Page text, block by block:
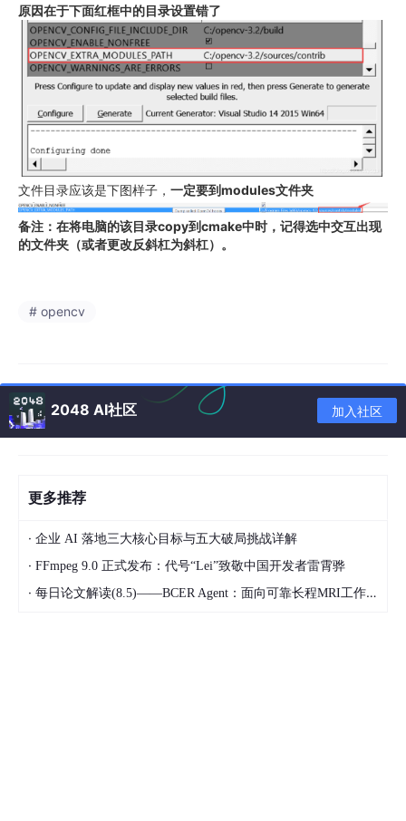
原因在于下面红框中的目录设置错了
文件目录应该是下图样子， 一定要到modules文件夹
备注：在将电脑的该目录copy到cmake中时，记得选中交互出现
的文件夹（或者更改反斜杠为斜杠）。
# opencv
2048 AI社区 加入社区
更多推荐
· 企业 AI 落地三大核心目标与五大破局挑战详解
· FFmpeg 9.0 正式发布：代号“Lei”致敬中国开发者雷霄骅
· 每日论文解读(8.5)——BCER Agent：面向可靠长程MRI工作流的编译-绑定-有界恢复架构